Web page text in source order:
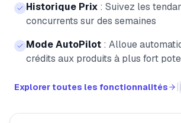
Historique Prix : Suivez les
concurrents sur des semaines
Mode AutoPilot : Alloue
crédits aux produits à plus fort
Explorer toutes les fonctionnalités